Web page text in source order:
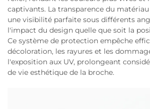
captivants. La transparence du
une visibilité parfaite sous différents
l'impact du design quelle que soit la
Ce système de protection empêche
décoloration, les rayures et les
l'exposition aux UV, prolongeant
de vie esthétique de la broche.